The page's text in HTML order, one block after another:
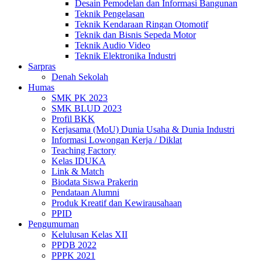
Desain Pemodelan dan Informasi Bangunan
Teknik Pengelasan
Teknik Kendaraan Ringan Otomotif
Teknik dan Bisnis Sepeda Motor
Teknik Audio Video
Teknik Elektronika Industri
Sarpras
Denah Sekolah
Humas
SMK PK 2023
SMK BLUD 2023
Profil BKK
Kerjasama (MoU) Dunia Usaha & Dunia Industri
Informasi Lowongan Kerja / Diklat
Teaching Factory
Kelas IDUKA
Link & Match
Biodata Siswa Prakerin
Pendataan Alumni
Produk Kreatif dan Kewirausahaan
PPID
Pengumuman
Kelulusan Kelas XII
PPDB 2022
PPPK 2021